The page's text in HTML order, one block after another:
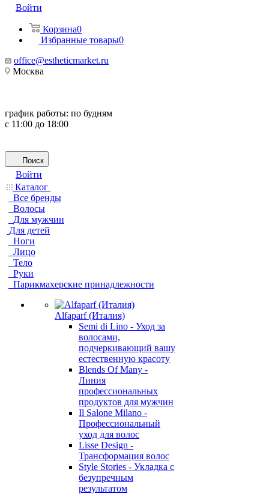
Войти
Корзина0
Избранные товары0
office@estheticmarket.ru
Москва
график работы: по будням
с 11:00 до 18:00
Поиск
Войти
Каталог
Все бренды
Волосы
Для мужчин
Для детей
Ноги
Лицо
Тело
Руки
Парикмахерские принадлежности
Alfaparf (Италия)
Semi di Lino - Уход за
волосами,
подчеркивающий вашу
естественную красоту
Blends Of Many -
Линия
профессиональных
продуктов для мужчин
Il Salone Milano -
Профессиональный
уход для волос
Lisse Design -
Трансформация волос
Style Stories - Укладка с
безупречным
результатом